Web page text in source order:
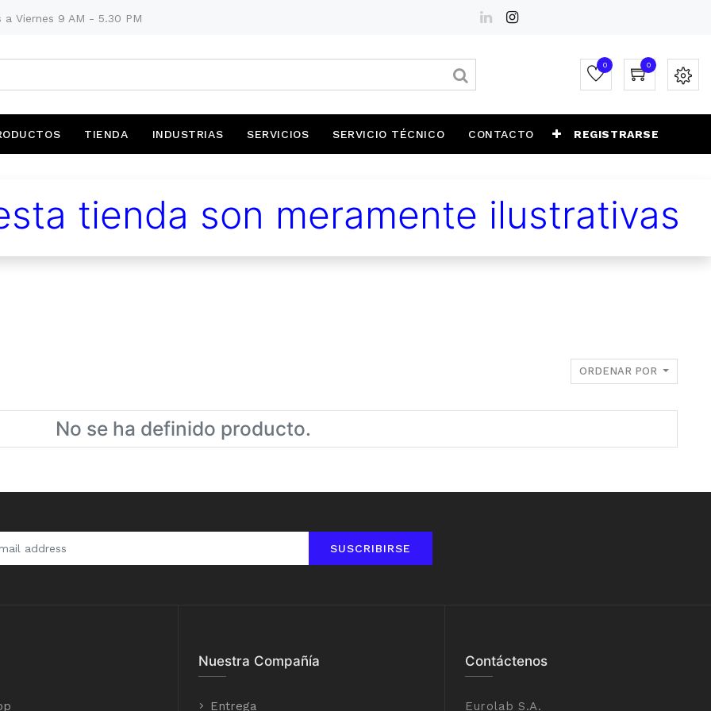
a Viernes 9 AM - 5.30 PM
0 0
TIENDA INDUSTRIAS SERVICIOS SERVICIO TÉCNICO CONTACTO REGISTRARSE
tienda son meramente ilustrativas
ORDENAR POR
No se ha definido producto.
SUSCRIBIRSE
Nuestra Compañía
Entrega
Contáctenos
Eurolab S.A.